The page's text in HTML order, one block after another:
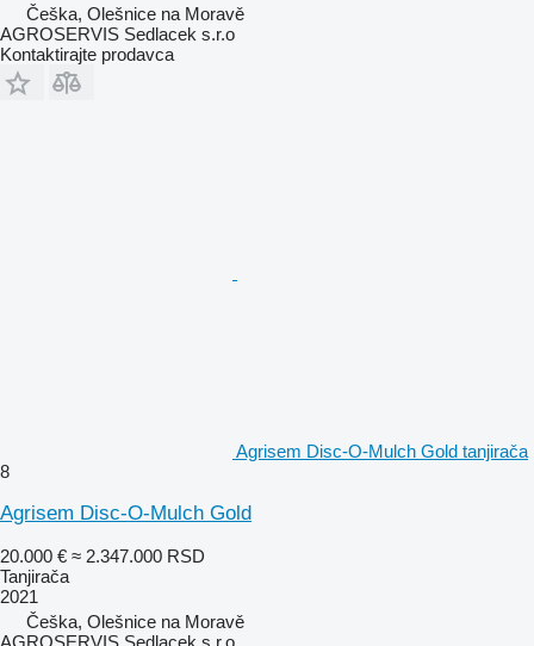
Češka, Olešnice na Moravě
AGROSERVIS Sedlacek s.r.o
Kontaktirajte prodavca
Agrisem Disc-O-Mulch Gold tanjirača
8
Agrisem Disc-O-Mulch Gold
20.000 € ≈ 2.347.000 RSD
Tanjirača
2021
Češka, Olešnice na Moravě
AGROSERVIS Sedlacek s.r.o